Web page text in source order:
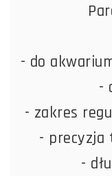
- do
-
- zakres
- precyzja
-